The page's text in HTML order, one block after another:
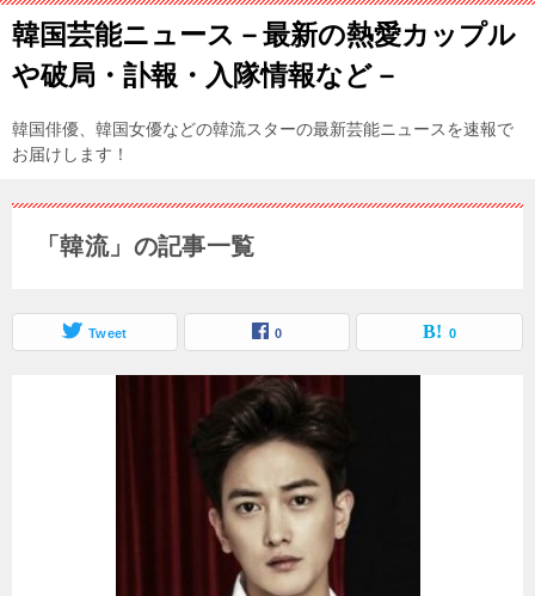
韓国芸能ニュース－最新の熱愛カップル
や破局・訃報・入隊情報など－
韓国俳優、韓国女優などの韓流スターの最新芸能ニュースを速報で
お届けします！
「韓流」の記事一覧
Tweet 0 0